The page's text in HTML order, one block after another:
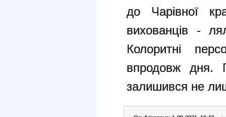
до Чарівної
вихованців -
Колоритні
впродовж дня.
залишився не